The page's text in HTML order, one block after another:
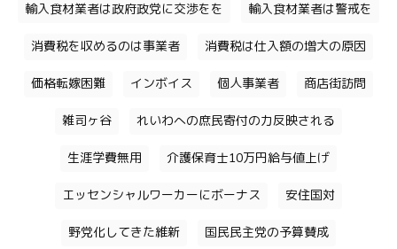
輸入食材業者は政府政党に交渉をを 輸入食材業者は警戒を
消費税を収めるのは事業者 消費税は仕入額の増大の原因
価格転嫁困難 インボイス 個人事業者 商店街訪問
雑司ヶ谷 れいわへの庶民寄付の力反映される
生涯学費無用 介護保育士10万円給与値上げ
エッセンシャルワーカーにボーナス 安住国対
野党化してきた維新 国民民主党の予算賛成